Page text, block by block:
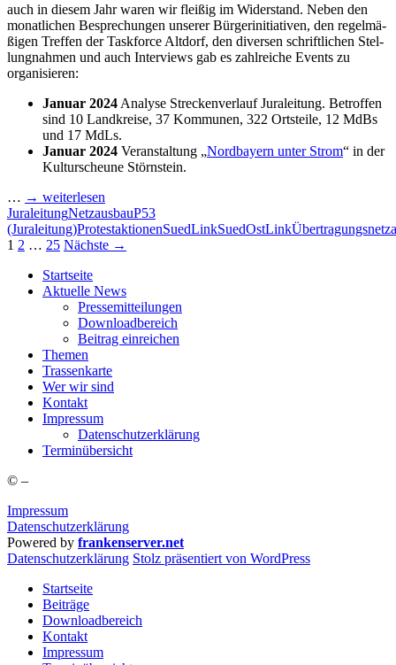
auch in die­sem Jahr waren wir flei­ßig im Wider­stand. Neben den
monat­li­chen Bespre­chun­gen unse­rer Bür­ger­initia­ti­ven, den regel­mä­
ßi­gen Tref­fen der Taskforce Alt­dorf, den diver­sen schrift­li­chen Stel­
lung­nah­men und auch Inter­views gab es zahl­rei­che Events zu
organisieren:
Janu­ar 2024 Ana­ly­se Stre­cken­ver­lauf Jura­lei­tung. Betrof­fen
sind 10 Land­krei­se, 37 Kom­mu­nen, 322 Orts­tei­le, 12 MdBs
und 17 MdLs.
Janu­ar 2024 Ver­an­stal­tung „Nord­bay­ern unter Strom“ in der
Kul­tur­scheu­ne Störnstein.
… → wei­ter­le­sen
JuraleitungNetzausbauP53
(Juraleitung)ProtestaktionenSuedLinkSuedOstLink
Beitragsnavigation
1 2 … 25 Nächste →
Start­sei­te
Aktu­el­le News
Pres­se­mit­tei­lun­gen
Down­load­be­reich
Bei­trag einreichen
The­men
Tras­sen­kar­te
Wer wir sind
Kon­takt
Impres­sum
Daten­schutz­er­klä­rung
Ter­min­über­sicht
© –
Impressum
Datenschutzerklärung
Powered by frankenserver.net
Daten­schutz­er­klä­rung Stolz präsentiert von WordPress
Startseite
Beiträge
Downloadbereich
Kontakt
Impressum